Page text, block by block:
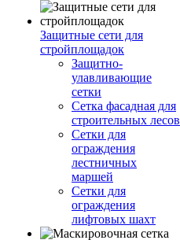
Защитные сети для
стройплощадок
Защитно-
улавливающие
сетки
Сетка фасадная для
строительных лесов
Сетки для
ограждения
лестничных
маршей
Сетки для
ограждения
лифтовых шахт